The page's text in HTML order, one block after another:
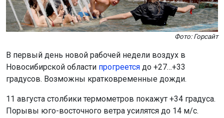
Фото: Горсайт
В первый день новой рабочей недели воздух в
Новосибирской области прогреется до +27…+33
градусов. Возможны кратковременные дожди.
11 августа столбики термометров покажут +34 градуса.
Порывы юго-восточного ветра усилятся до 14 м/с.